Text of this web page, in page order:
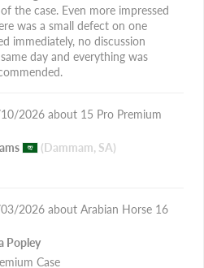
the case. Even more impressed
was a small defect on one
immediately, no discussion
day and everything was
2026
15 Pro Premium
(Dammam, SA)
2026
Arabian Horse 16
Popley
Case